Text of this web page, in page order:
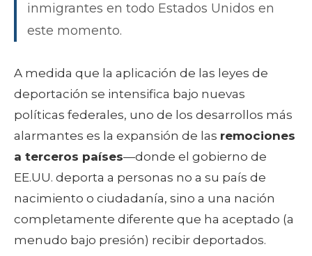
inmigrantes en todo Estados Unidos en
este momento.
A medida que la aplicación de las leyes de
deportación se intensifica bajo nuevas
políticas federales, uno de los desarrollos más
alarmantes es la expansión de las remociones
a terceros países—donde el gobierno de
EE.UU. deporta a personas no a su país de
nacimiento o ciudadanía, sino a una nación
completamente diferente que ha aceptado (a
menudo bajo presión) recibir deportados.